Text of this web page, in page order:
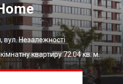
вул. Незалежності
квартиру 72.04 кв. м.